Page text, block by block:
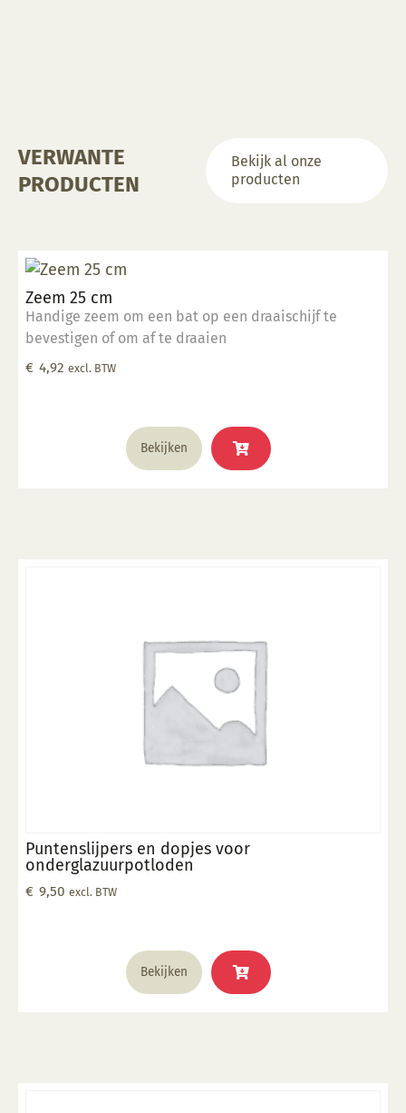
VERWANTE
PRODUCTEN
Bekijk al onze
producten
Zeem 25 cm
Handige zeem om een bat op een draaischijf te
bevestigen of om af te draaien
€ 4,92 excl. BTW
Bekijken
Puntenslijpers en dopjes voor
onderglazuurpotloden
€ 9,50 excl. BTW
Bekijken